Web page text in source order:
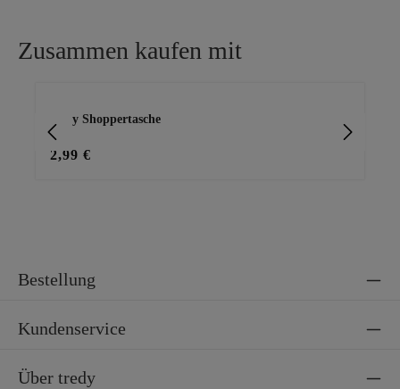
Zusammen kaufen mit
tredy Shoppertasche
2,99 €
Bestellung
Kundenservice
Über tredy